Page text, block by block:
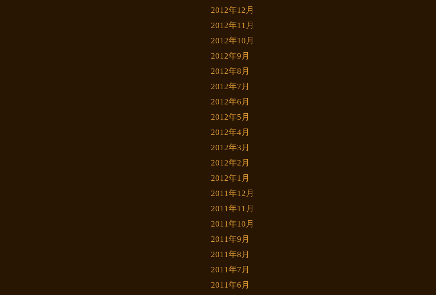
2012年12月
2012年11月
2012年10月
2012年9月
2012年8月
2012年7月
2012年6月
2012年5月
2012年4月
2012年3月
2012年2月
2012年1月
2011年12月
2011年11月
2011年10月
2011年9月
2011年8月
2011年7月
2011年6月